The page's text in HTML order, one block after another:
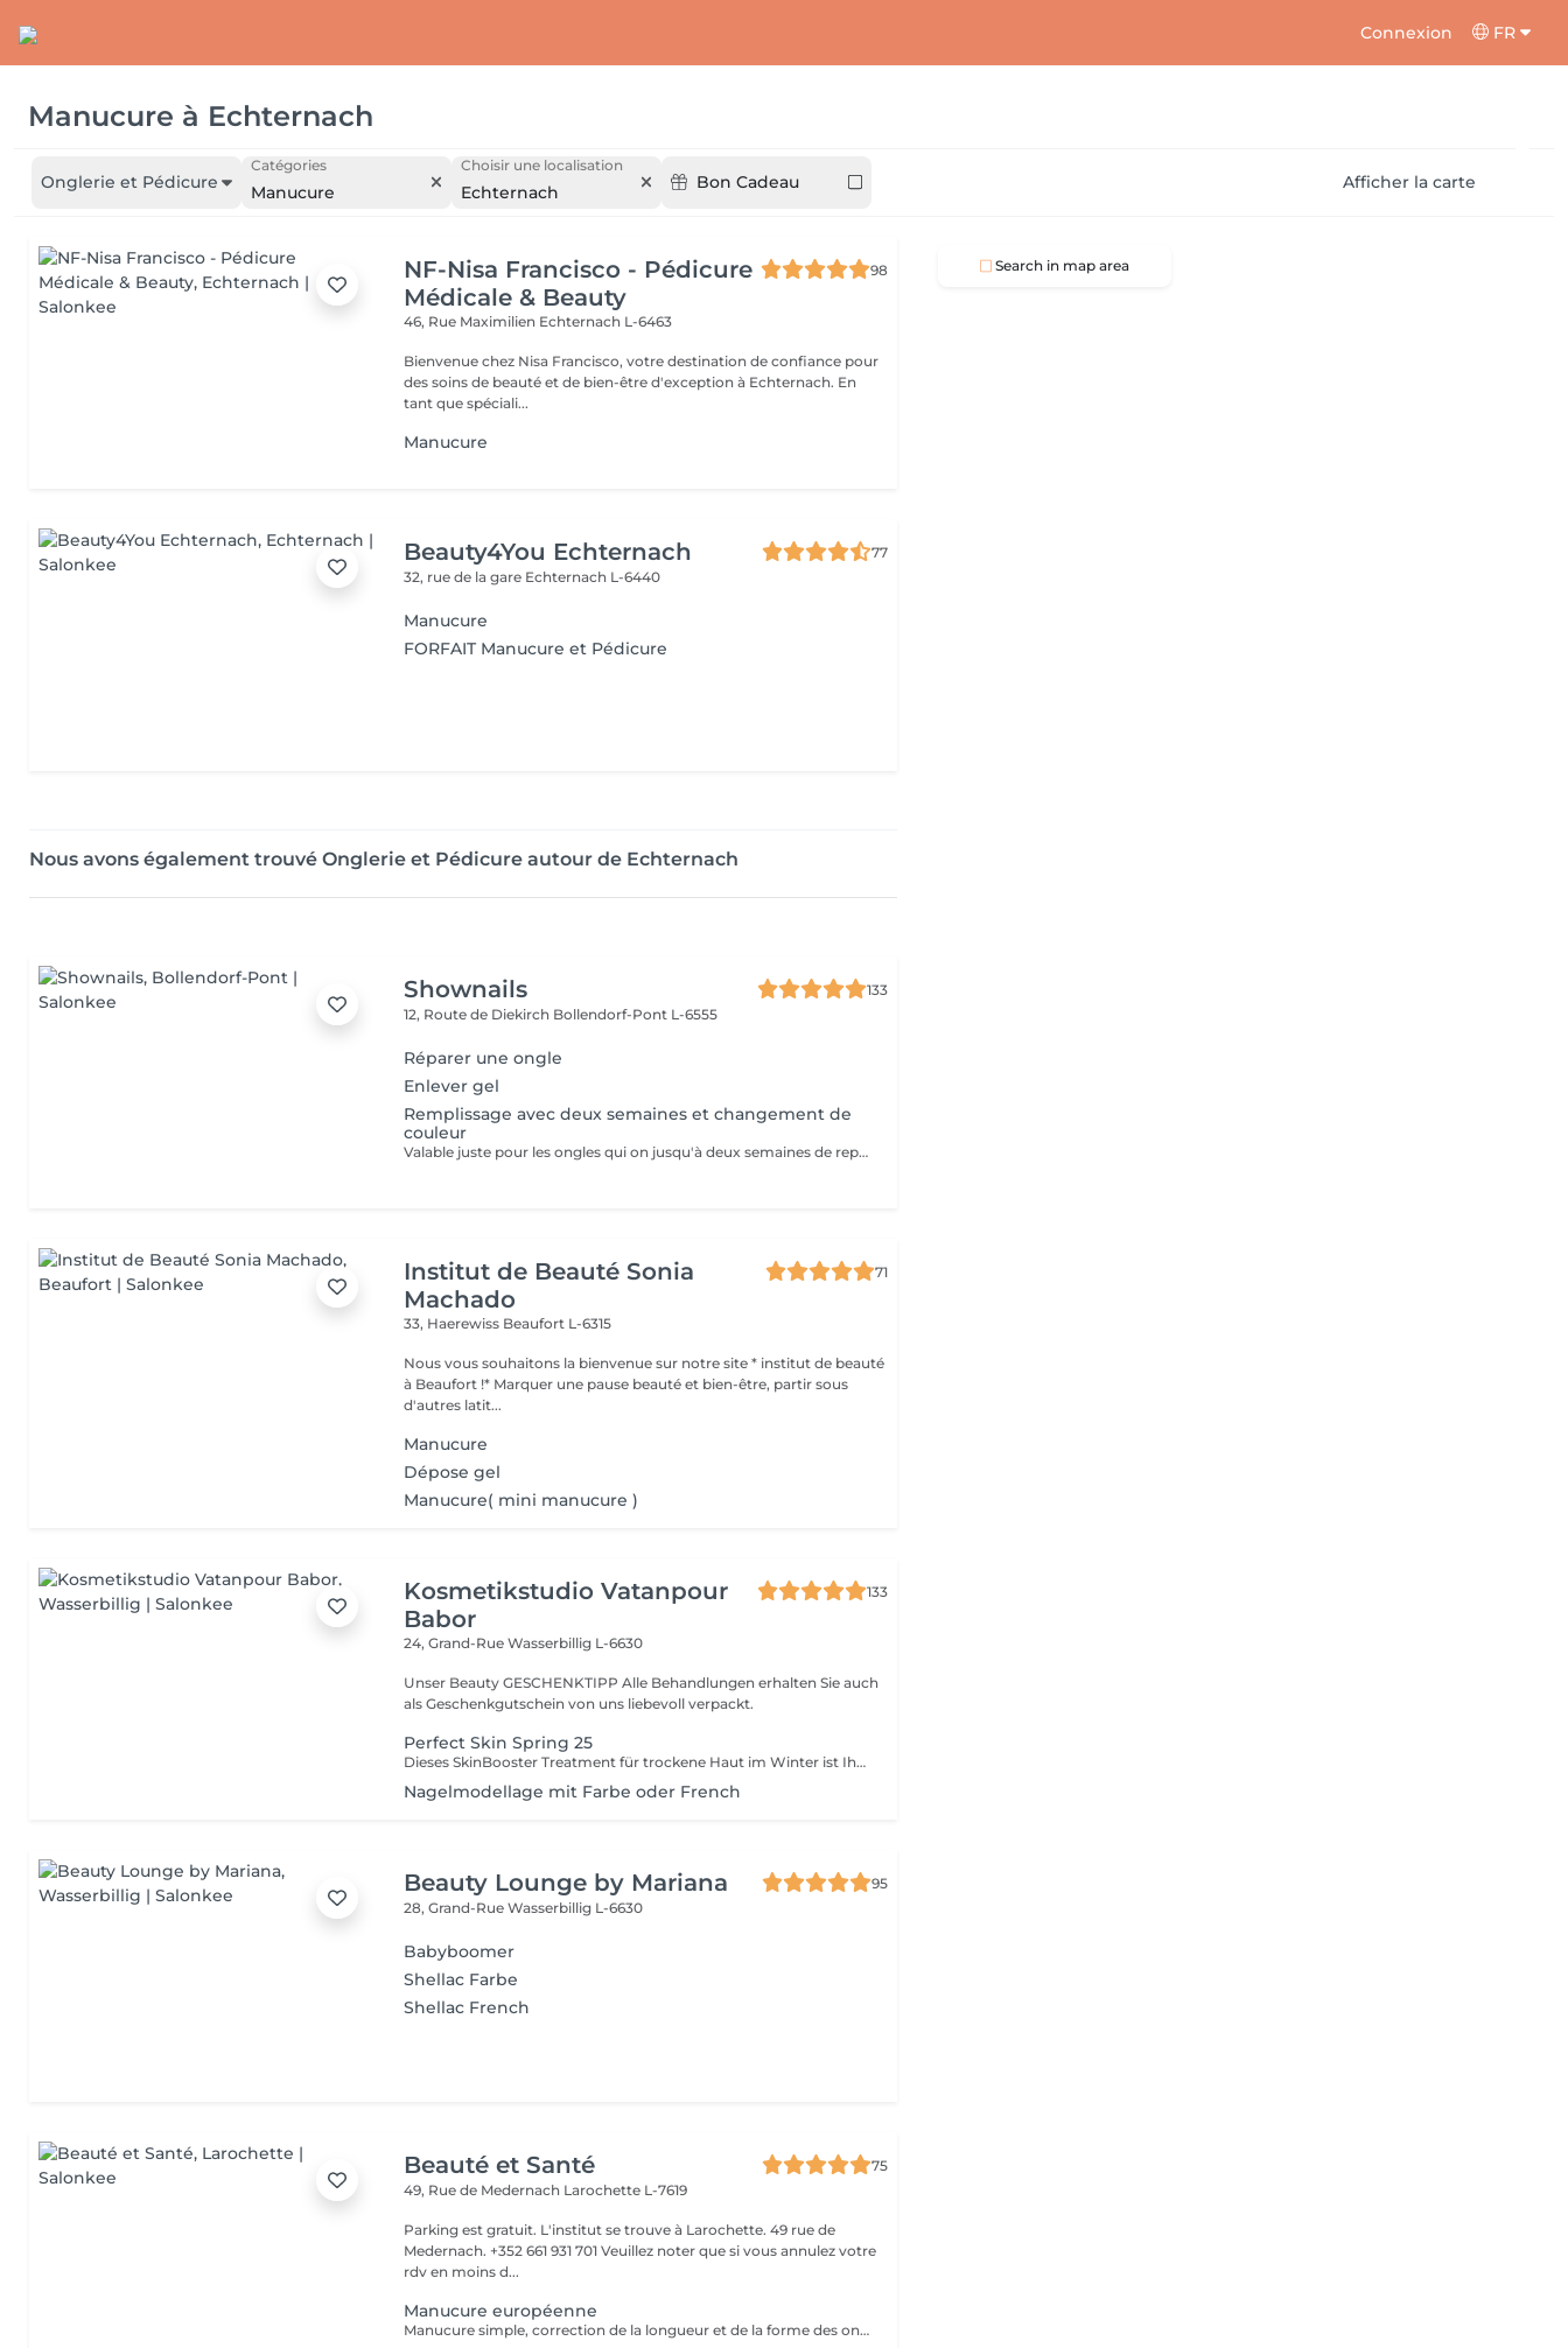
Connexion FR
Manucure à Echternach
Onglerie et Pédicure
Catégories
Manucure
Choisir une localisation
Echternach Bon Cadeau Afficher la carte
NF-Nisa Francisco - Pédicure
Médicale & Beauty
98
46, Rue Maximilien Echternach L-6463
Bienvenue chez Nisa Francisco, votre destination de confiance pour
des soins de beauté et de bien-être d'exception à Echternach. En
tant que spéciali...
Manucure
Beauty4You Echternach
77
32, rue de la gare Echternach L-6440
Manucure
FORFAIT Manucure et Pédicure
Nous avons également trouvé Onglerie et Pédicure autour de Echternach
Shownails
133
12, Route de Diekirch Bollendorf-Pont L-6555
Réparer une ongle
Enlever gel
Remplissage avec deux semaines et changement de
couleur
Valable juste pour les ongles qui on jusqu'à deux semaines de repousse. À partir de la faudrait faire poser complète.
Institut de Beauté Sonia
Machado
71
33, Haerewiss Beaufort L-6315
Nous vous souhaitons la bienvenue sur notre site * institut de beauté
à Beaufort !* Marquer une pause beauté et bien-être, partir sous
d'autres latit...
Manucure
Dépose gel
Manucure( mini manucure )
Kosmetikstudio Vatanpour
Babor
133
24, Grand-RueWasserbillig L-6630
Unser Beauty GESCHENKTIPP Alle Behandlungen erhalten Sie auch
als Geschenkgutschein von uns liebevoll verpackt.
Perfect Skin Spring 25
Dieses SkinBooster Treatment für trockene Haut im Winter ist Ihr perfekter einstieg in den Sommer. Starten Sie das Jahr mit Ihrem persönlichem Sommerglow und strahlen Sie mit der Sonne um die Wette.
Nagelmodellage mit Farbe oder French
Beauty Lounge by Mariana
95
28, Grand-RueWasserbillig L-6630
Babyboomer
Shellac Farbe
Shellac French
Beauté et Santé
75
49, Rue de Medernach Larochette L-7619
Parking est gratuit. L'institut se trouve à Larochette. 49 rue de
Medernach. +352 661 931 701 Veuillez noter que si vous annulez votre
rdv en moins d...
Manucure européenne
Manucure simple, correction de la longueur et de la forme des ongles, traitement des cuticules sans coupe.
Search in map area